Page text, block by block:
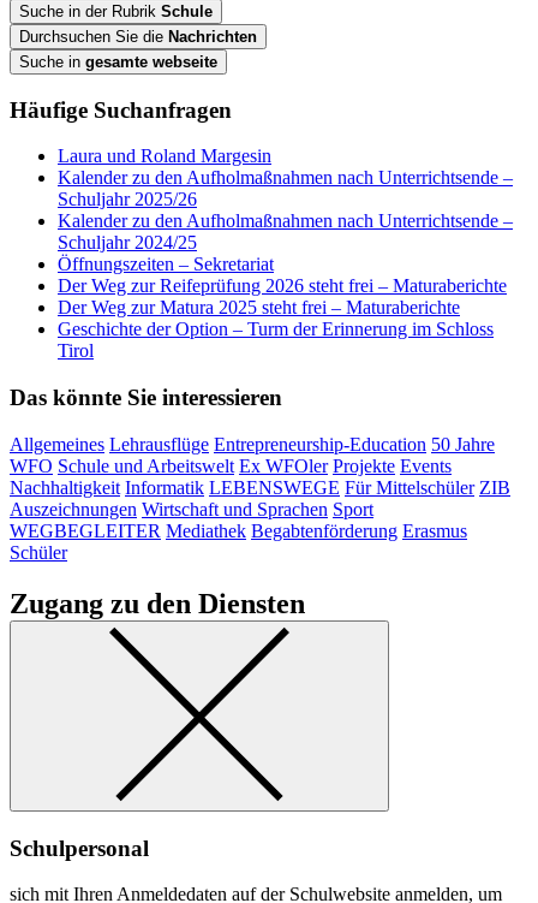
Suche in der Rubrik Schule
Durchsuchen Sie die Nachrichten
Suche in gesamte webseite
Häufige Suchanfragen
Laura und Roland Margesin
Kalender zu den Aufholmaßnahmen nach Unterrichtsende –
Schuljahr 2025/26
Kalender zu den Aufholmaßnahmen nach Unterrichtsende –
Schuljahr 2024/25
Öffnungszeiten – Sekretariat
Der Weg zur Reifeprüfung 2026 steht frei – Maturaberichte
Der Weg zur Matura 2025 steht frei – Maturaberichte
Geschichte der Option – Turm der Erinnerung im Schloss
Tirol
Das könnte Sie interessieren
Allgemeines Lehrausflüge Entrepreneurship-Education 50 Jahre
WFO Schule und Arbeitswelt Ex WFOler Projekte Events
Nachhaltigkeit Informatik LEBENSWEGE Für Mittelschüler ZIB
Auszeichnungen Wirtschaft und Sprachen Sport
WEGBEGLEITER Mediathek Begabtenförderung Erasmus
Schüler
Zugang zu den Diensten
Schulpersonal
sich mit Ihren Anmeldedaten auf der Schulwebsite anmelden, um